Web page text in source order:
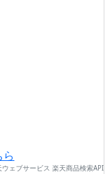
ェブサービス 楽天商品検索API